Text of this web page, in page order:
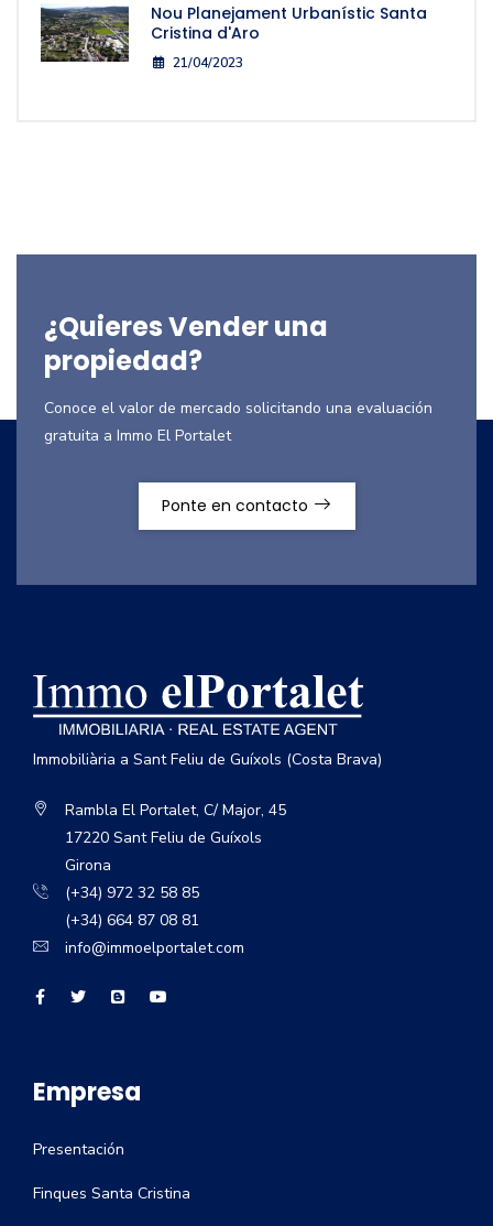
Nou Planejament Urbanístic Santa
Cristina d'Aro
21/04/2023
¿Quieres Vender una
propiedad?
Conoce el valor de mercado solicitando una evaluación
gratuita a Immo El Portalet
Ponte en contacto
Immobiliària a Sant Feliu de Guíxols (Costa Brava)
Rambla El Portalet, C/ Major, 45
17220 Sant Feliu de Guíxols
Girona
(+34) 972 32 58 85
(+34) 664 87 08 81
info@immoelportalet.com
Empresa
Presentación
Finques Santa Cristina